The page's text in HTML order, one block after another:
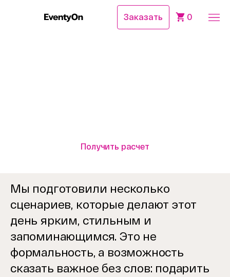
Заказать 0
Получить расчет
Мы подготовили несколько
сценариев, которые делают этот
день ярким, стильным и
запоминающимся. Это не
формальность, а возможность
сказать важное без слов: подарить